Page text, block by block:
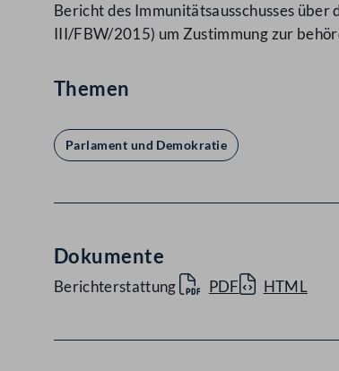
Bericht des Immunitätsausschusses
III/FBW/2015) um Zustimmung zur
Themen
Parlament und Demokratie
Dokumente
Berichterstattung PDF HTML